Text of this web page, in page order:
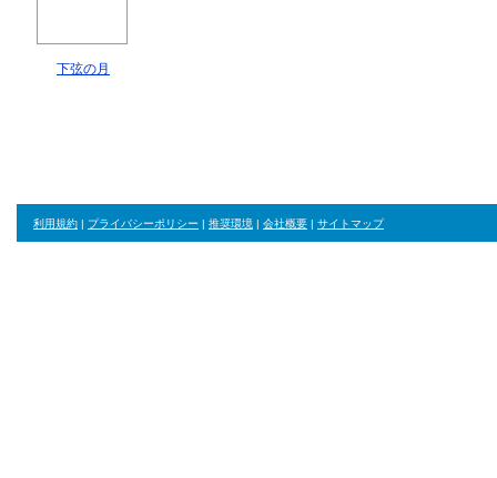
下弦の月
利用規約 | プライバシーポリシー | 推奨環境 | 会社概要 | サイトマップ